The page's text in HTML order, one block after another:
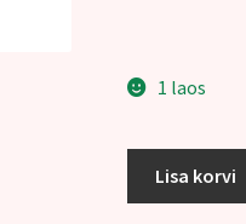
1 laos
Lisa korvi